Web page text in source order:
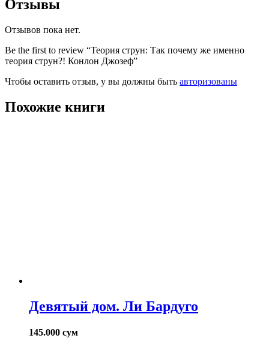
Отзывы
Отзывов пока нет.
Be the first to review “Теория струн: Так почему же именно
теория струн?! Конлон Джозеф”
Чтобы оставить отзыв, у вы должны быть авторизованы
Похожие книги
Девятый дом. Ли Бардуго
145.000 сум